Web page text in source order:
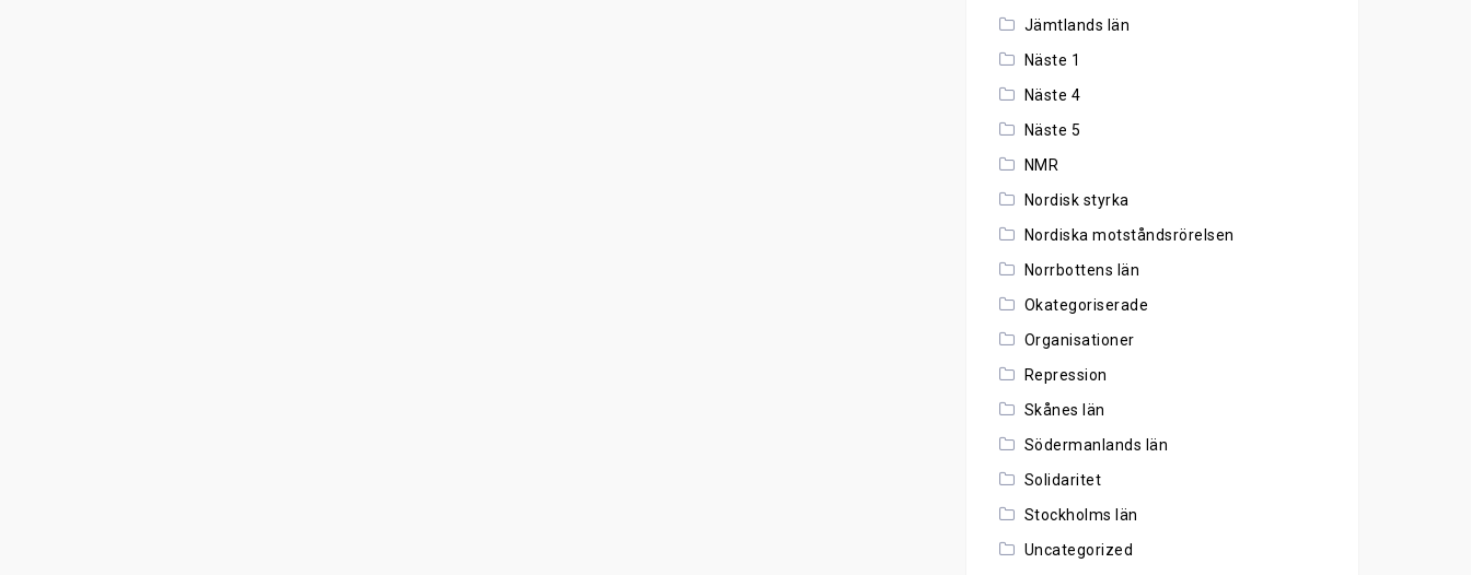
Jämtlands län
Näste 1
Näste 4
Näste 5
NMR
Nordisk styrka
Nordiska motståndsrörelsen
Norrbottens län
Okategoriserade
Organisationer
Repression
Skånes län
Södermanlands län
Solidaritet
Stockholms län
Uncategorized